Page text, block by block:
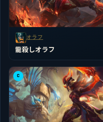
オラフ
龍殺しオラフ
C